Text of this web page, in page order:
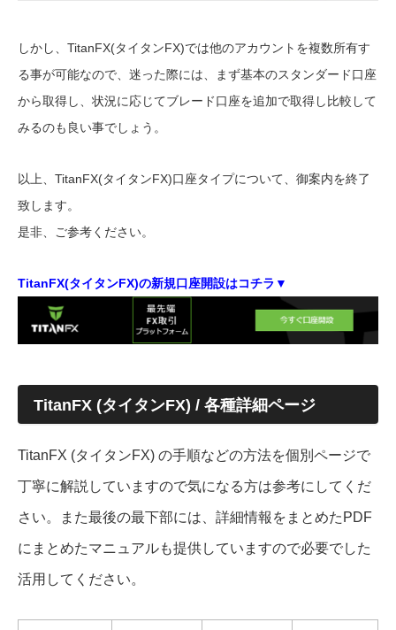
しかし、TitanFX(タイタンFX)では他のアカウントを複数所有す
る事が可能なので、迷った際には、まず基本のスタンダード口座
から取得し、状況に応じてブレード口座を追加で取得し比較して
みるのも良い事でしょう。
以上、TitanFX(タイタンFX)口座タイプについて、御案内を終了
致します。
是非、ご参考ください。
TitanFX(タイタンFX)の新規口座開設はコチラ▼
TitanFX (タイタンFX) / 各種詳細ページ
TitanFX (タイタンFX) の手順などの方法を個別ページで
丁寧に解説していますので気になる方は参考にしてくだ
さい。また最後の最下部には、詳細情報をまとめたPDF
にまとめたマニュアルも提供していますので必要でした
活用してください。